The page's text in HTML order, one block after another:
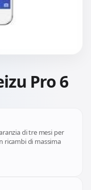
Pro 6
di tre mesi per
ricambi di massima